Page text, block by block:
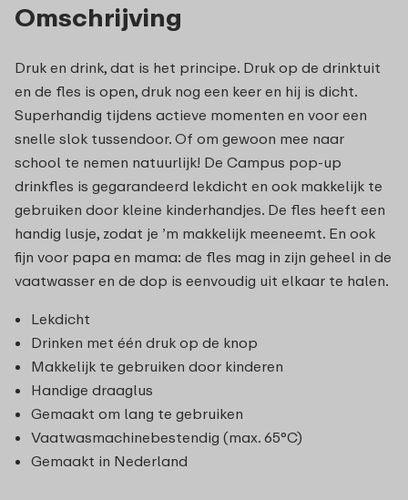
Omschrijving
Druk en drink, dat is het principe. Druk op de drinktuit
en de fles is open, druk nog een keer en hij is dicht.
Superhandig tijdens actieve momenten en voor een
snelle slok tussendoor. Of om gewoon mee naar
school te nemen natuurlijk! De Campus pop-up
drinkfles is gegarandeerd lekdicht en ook makkelijk te
gebruiken door kleine kinderhandjes. De fles heeft een
handig lusje, zodat je ’m makkelijk meeneemt. En ook
fijn voor papa en mama: de fles mag in zijn geheel in de
vaatwasser en de dop is eenvoudig uit elkaar te halen.
Lekdicht
Drinken met één druk op de knop
Makkelijk te gebruiken door kinderen
Handige draaglus
Gemaakt om lang te gebruiken
Vaatwasmachinebestendig (max. 65°C)
Gemaakt in Nederland